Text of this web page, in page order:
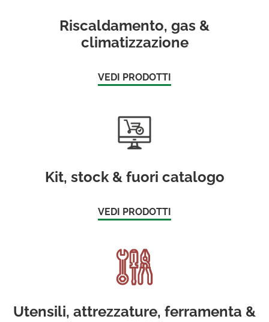
Riscaldamento, gas &
climatizzazione
VEDI PRODOTTI
Kit, stock & fuori catalogo
VEDI PRODOTTI
Utensili, attrezzature, ferramenta &